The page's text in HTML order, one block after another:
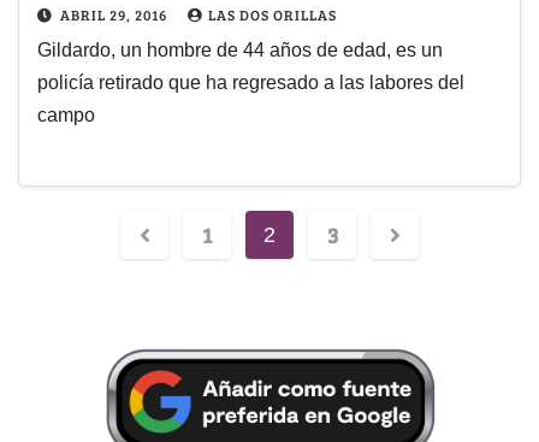
ABRIL 29, 2016 LAS DOS ORILLAS
Gildardo, un hombre de 44 años de edad, es un
policía retirado que ha regresado a las labores del
campo
1 2 3